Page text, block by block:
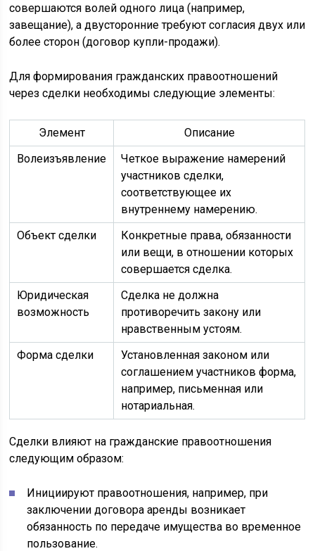
совершаются волей одного лица (например,
завещание), а двусторонние требуют согласия двух или
более сторон (договор купли-продажи).
Для формирования гражданских правоотношений
через сделки необходимы следующие элементы:
Элемент
Описание
Волеизъявление
Четкое выражение намерений
участников сделки,
соответствующее их
внутреннему намерению.
Объект сделки
Конкретные права, обязанности
или вещи, в отношении которых
совершается сделка.
Юридическая
возможность
Сделка не должна
противоречить закону или
нравственным устоям.
Форма сделки
Установленная законом или
соглашением участников форма,
например, письменная или
нотариальная.
Сделки влияют на гражданские правоотношения
следующим образом:
Инициируют правоотношения, например, при
заключении договора аренды возникает
обязанность по передаче имущества во временное
пользование.